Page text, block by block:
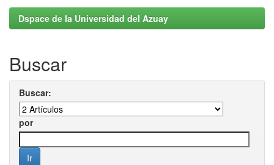
Dspace de la Universidad del Azuay
Buscar
Buscar:
por